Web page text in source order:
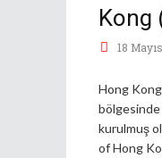
Kong
18
Hong
bölgesinde
kurulmuş
of Hong